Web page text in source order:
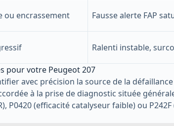
ou encrassement Fausse alerte FAP
Ralenti instable,
pour votre Peugeot 207
avec précision la source de la
à la prise de diagnostic située
P0420 (efficacité catalyseur faible) ou